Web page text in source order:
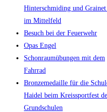
Hinterschmiding und Grainet
im Mittelfeld
Besuch bei der Feuerwehr
Opas Engel
Schonraumübungen mit dem
Fahrrad
Bronzemedaille für die
Haidel beim Kreissportfest
Grundschulen